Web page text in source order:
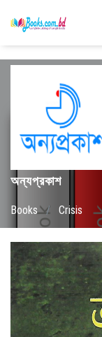
অন্যপ্রকাশ
Books / Crisis